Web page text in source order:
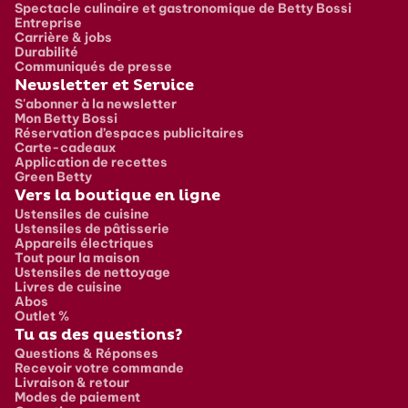
Spectacle culinaire et gastronomique de Betty Bossi
Entreprise
Carrière & jobs
Durabilité
Communiqués de presse
Newsletter et Service
S'abonner à la newsletter
Mon Betty Bossi
Réservation d’espaces publicitaires
Carte-cadeaux
Application de recettes
Green Betty
Vers la boutique en ligne
Ustensiles de cuisine
Ustensiles de pâtisserie
Appareils électriques
Tout pour la maison
Ustensiles de nettoyage
Livres de cuisine
Abos
Outlet %
Tu as des questions?
Questions & Réponses
Recevoir votre commande
Livraison & retour
Modes de paiement